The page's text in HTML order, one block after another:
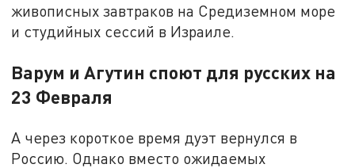
живописных завтраков на Средиземном море
и студийных сессий в Израиле.
Варум и Агутин споют для русских на
23 Февраля
А через короткое время дуэт вернулся в
Россию. Однако вместо ожидаемых